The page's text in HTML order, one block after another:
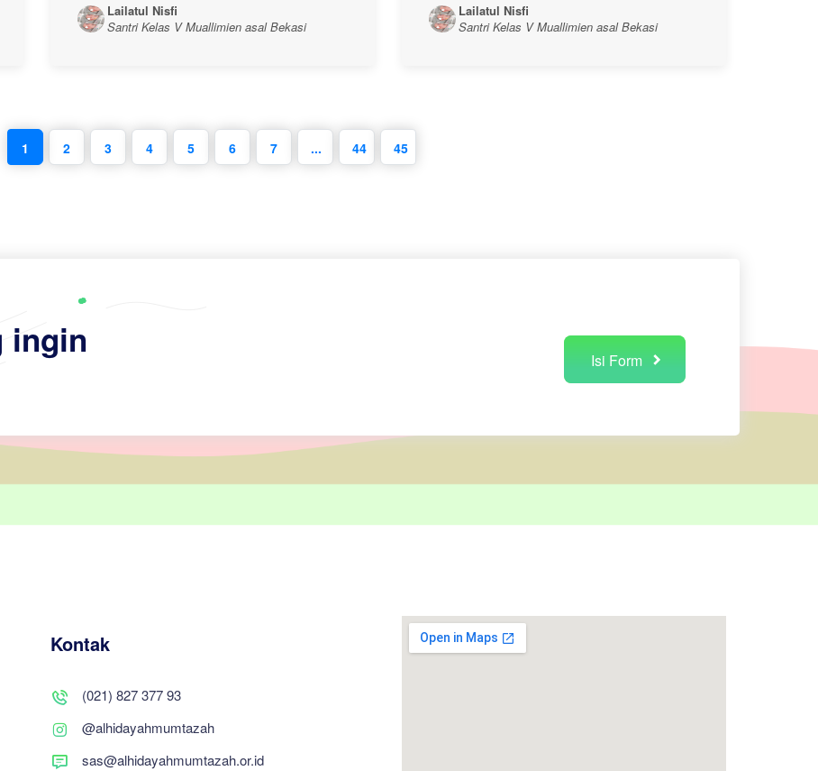
Lailatul Nisfi
Santri Kelas V Muallimien asal Bekasi
Lailatul Nisfi
Santri Kelas V Muallimien asal Bekasi
1 2 3 4 5 6 7 ... 44 45
ingin Isi Form
Kontak
(021) 827 377 93
@alhidayahmumtazah
sas@alhidayahmumtazah.or.id